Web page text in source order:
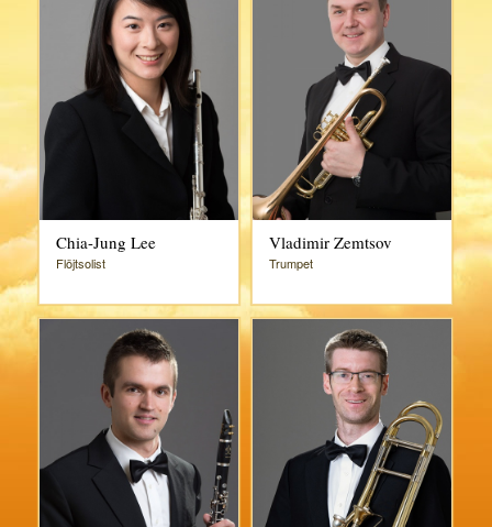
Chia-Jung Lee
Flöjtsolist
Vladimir Zemtsov
Trumpet